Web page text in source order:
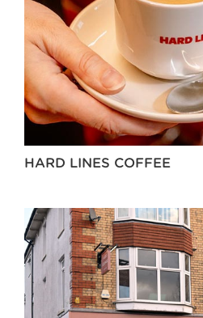
HARD LINES COFFEE